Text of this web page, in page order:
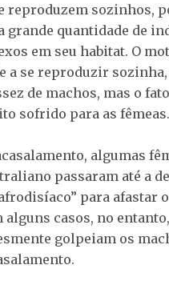
reproduzem sozinhos,
grande quantidade de
em seu habitat. O
a se reproduzir
de machos, mas o
sofrido para as fêmeas.
algumas
passaram até a
para afastar
alguns casos, no
golpeiam os